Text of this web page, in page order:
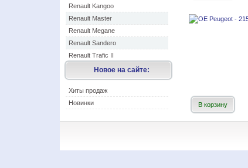
Renault Kangoo
Renault Master
Renault Megane
Renault Sandero
Renault Trafic II
Новое на сайте:
Хиты продаж
Новинки
В корзину